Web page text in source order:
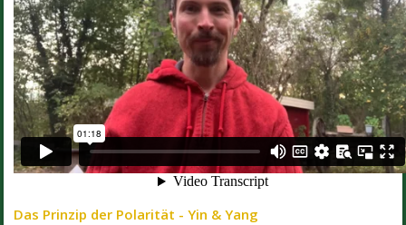
Das Prinzip der Polarität - Yin & Yang